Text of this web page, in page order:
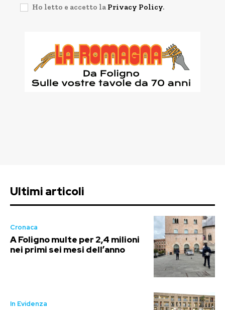
Ho letto e accetto la Privacy Policy.
Ultimi articoli
Cronaca
A Foligno multe per 2,4 milioni
nei primi sei mesi dell’anno
In Evidenza